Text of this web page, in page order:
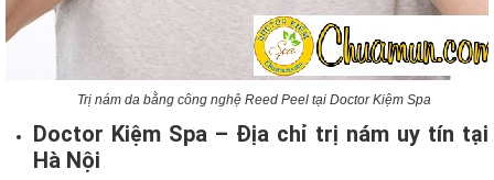
Trị nám da bằng công nghệ Reed Peel tại Doctor Kiệm Spa
Doctor Kiệm Spa – Địa chỉ trị nám uy tín tại
Hà Nội